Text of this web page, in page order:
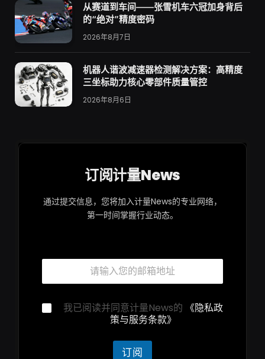
从赛道到车间——张雪机车六冠加身背后
的“绝对”精度密码
2026年8月7日
机器人谐波减速器检测解决方案：高精度
三坐标助力核心零部件质量管控
2026年8月6日
订阅计量News
通过提交信息，您将加入计量News的专业网络，
第一时间掌握行业动态。
私
声
隐
私
声
*
邮
*
隐
我已阅读并同意计量News的 《隐私政
策与服务条款》
订阅